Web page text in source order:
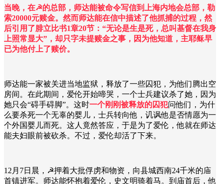
当晚，在☭的总部，师达能被命令写信到上海内地会总部，勒
索20000元赎金。然而师达能在信中描述了他抓捕的过程，然
后引用了腓立比书1章20节：“无论是生是死，总叫基督在我身
上照常显大”，却只字未提赎金之事，因为他知道，主耶稣早
已为他付上了赎价。
师达能一家被关进当地监狱，释放了一些囚犯，为他们腾出空
房间。在此期间，爱伦开始啼哭，一个士兵建议杀了她，因为
她只会“碍手碍脚”。这时一个刚刚被释放的囚犯问他们，为什
么要杀死一个无辜的婴儿，士兵转向他，讥讽他是否情愿为一
个外国婴儿而死。这人竟然答应，于是为了爱伦，他就在师达
能夫妇眼前被砍杀。不过，爱伦却活了下来。
12月7日晨，☭押着大批俘虏和物资，向县城西南24千米的庙
首镇进军。师达能怀抱着爱伦，史文明骑着马。到庙首后，他